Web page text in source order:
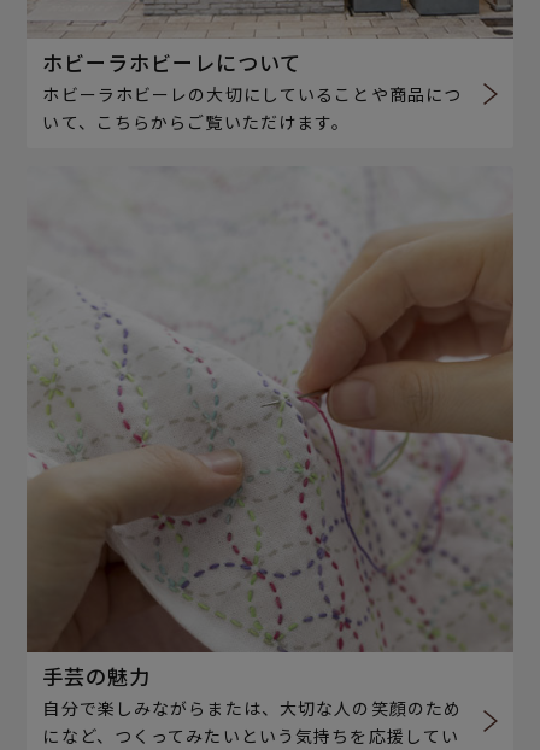
ホビーラホビーレについて
ホビーラホビーレの大切にしていることや商品につ
いて、こちらからご覧いただけます。
手芸の魅力
自分で楽しみながらまたは、大切な人の笑顔のため
になど、つくってみたいという気持ちを応援してい